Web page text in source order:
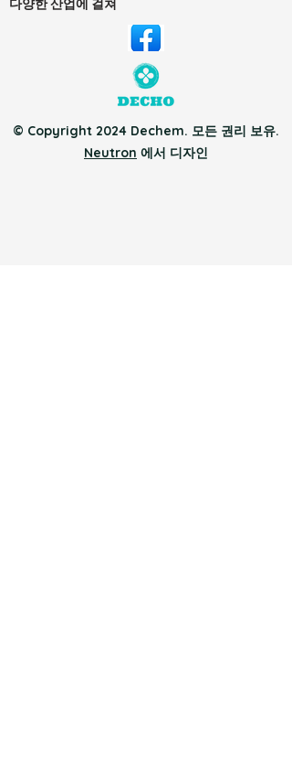
다양한 산업에 걸쳐
© Copyright 2024 Dechem. 모든 권리 보유.
Neutron 에서 디자인